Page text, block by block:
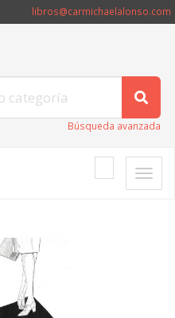
libros@carmichaelalonso.com
Búsqueda avanzada
Toggle